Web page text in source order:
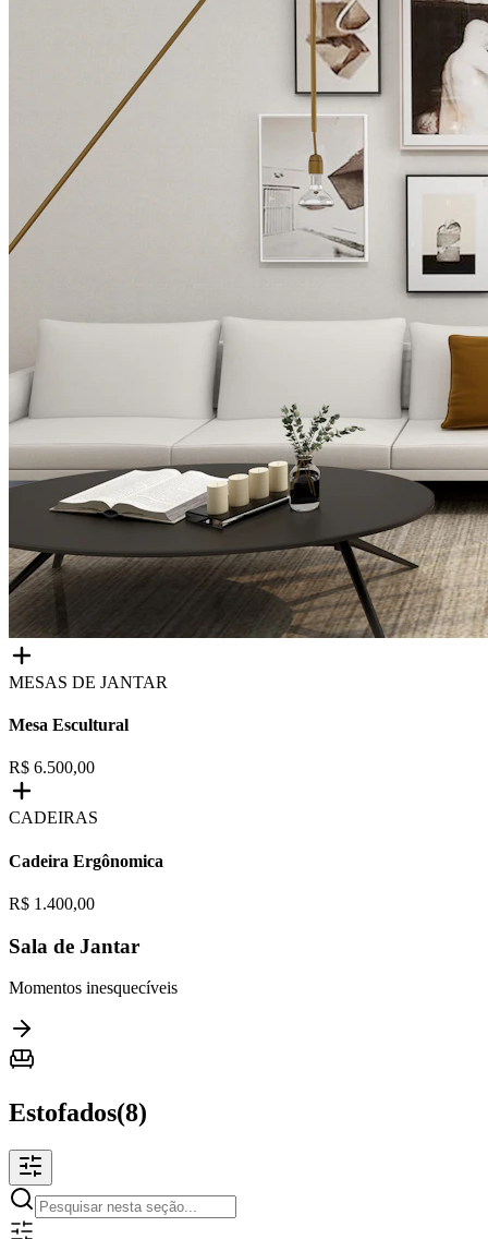
MESAS DE JANTAR
Mesa Escultural
R$ 6.500,00
CADEIRAS
Cadeira Ergônomica
R$ 1.400,00
Sala de Jantar
Momentos inesquecíveis
Estofados(8)